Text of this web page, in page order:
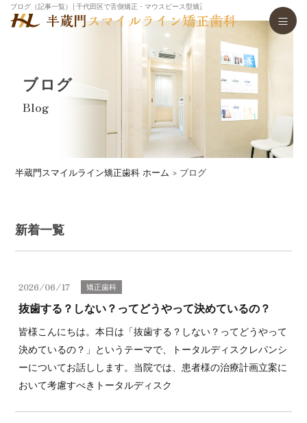
ブログ（記事一覧）│千代田区で舌側矯正・マウスピース型矯正歯科装置（インビザライン）
ブログ
Blog
半蔵門スマイルライン矯正歯科 ホーム ブログ
新着一覧
2026/06/17 矯正歯科
抜歯する？しない？ってどうやって決めているの？
皆様こんにちは。本日は「抜歯する？しない？ってどうやって
決めているの？」というテーマで、トータルディスクレパンシ
ーについてお話しします。当院では、患者様の治療計画立案に
おいて考慮すべきトータルディスク